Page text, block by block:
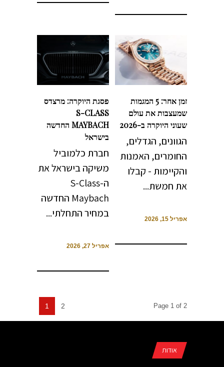
פסגת היוקרה: מרצדס
S-CLASS
MAYBACH החדשה
בישראל
חברת כלמוביל
משיקה בישראל את
ה-S-Class
Maybach החדשה
במחיר התחלתי...
אפריל 27, 2026
זמן אחר: 5 המגמות
שמעצבות את עולם
שעוני היוקרה ב-2026
הגוונים, הגדלים,
החומרים, האמנות
והקיימות - קבלו
את חמשת...
אפריל 15, 2026
1 2 Page 1 of 2
אודות